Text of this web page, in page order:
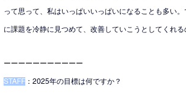
って思って、私はいっぱいいっぱいになることも多い
に課題を冷静に見つめて、改善していこうとしてくれ
ーーーーーーーーーーー
STAFF ：2025年の目標は何ですか？